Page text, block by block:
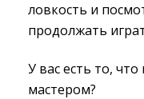
ловкость и
продолжать
У вас есть то,
мастером?